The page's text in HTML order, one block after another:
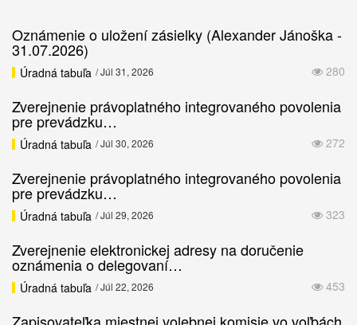
Oznámenie o uložení zásielky (Alexander Jánoška -
31.07.2026)
280
Úradná tabuľa / Júl 31, 2026
Zverejnenie právoplatného integrovaného povolenia
pre prevádzku…
272
Úradná tabuľa / Júl 30, 2026
Zverejnenie právoplatného integrovaného povolenia
pre prevádzku…
323
Úradná tabuľa / Júl 29, 2026
Zverejnenie elektronickej adresy na doručenie
oznámenia o delegovaní…
453
Úradná tabuľa / Júl 22, 2026